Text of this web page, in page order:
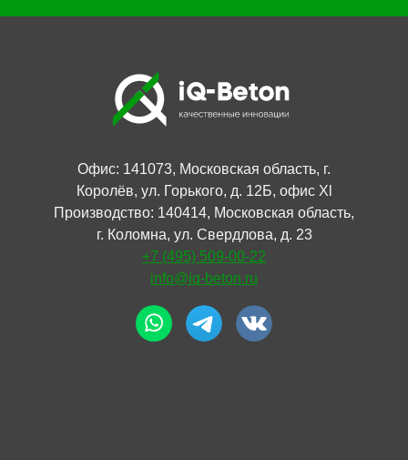
Офис: 141073, Московская область, г.
Королёв, ул. Горького, д. 12Б, офис Xl
Производство: 140414, Московская область,
г. Коломна, ул. Свердлова, д. 23
+7 (495) 509-00-22
info@iq-beton.ru